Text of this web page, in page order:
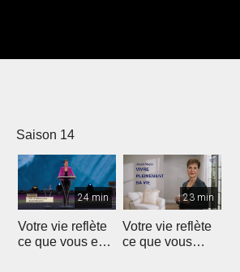
Saison 14
24 min
Votre vie reflète
ce que vous en
23 min
Votre vie reflète
ce que vous